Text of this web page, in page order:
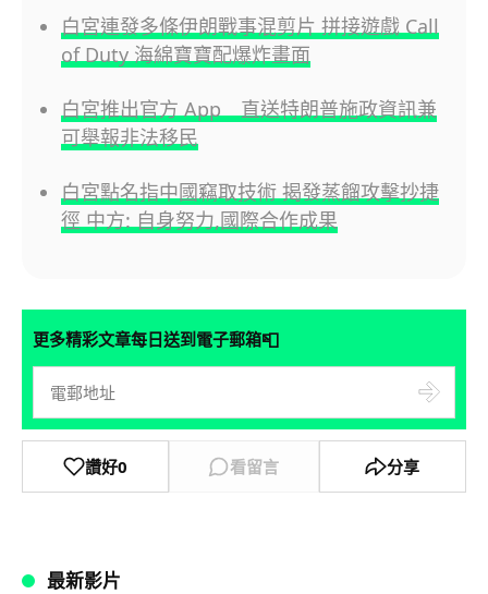
白宮連發多條伊朗戰事混剪片 拼接遊戲 Call
of Duty 海綿寶寶配爆炸畫面
白宮推出官方 App 直送特朗普施政資訊兼
可舉報非法移民
白宮點名指中國竊取技術 揭發蒸餾攻擊抄捷
徑 中方: 自身努力,國際合作成果
更多精彩文章每日送到電子郵箱📮
讚好0 看留言 分享
最新影片